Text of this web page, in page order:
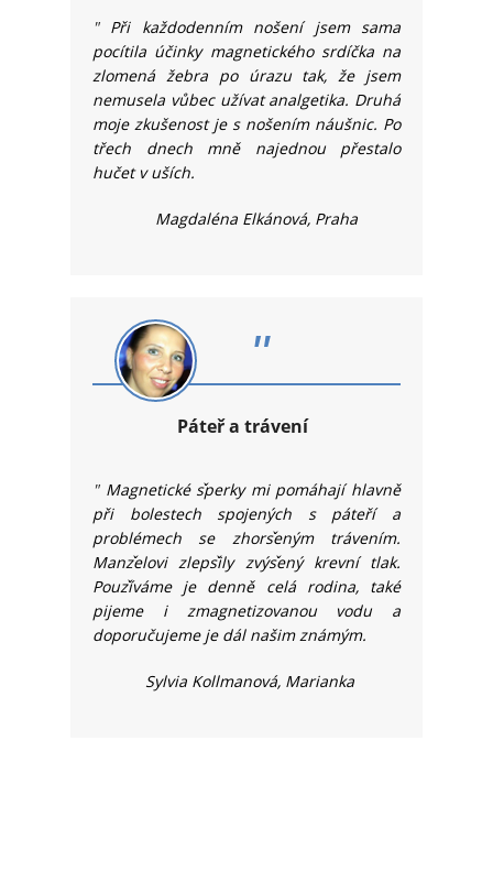
" Při každodenním nošení jsem sama
pocítila účinky magnetického srdíčka na
zlomená žebra po úrazu tak, že jsem
nemusela vůbec užívat analgetika. Druhá
moje zkušenost je s nošením náušnic. Po
třech dnech mně najednou přestalo
hučet v uších.
Magdaléna Elkánová, Praha
"
Páteř a trávení
" Magnetické sperky mi pomáhají hlavně
při bolestech spojených s páteří a
problémech se zhorseným trávením.
Manzelovi zlepsily zvýsený krevní tlak.
Pouzíváme je denně celá rodina, také
pijeme i zmagnetizovanou vodu a
doporučujeme je dál našim známým.
Sylvia Kollmanová, Marianka